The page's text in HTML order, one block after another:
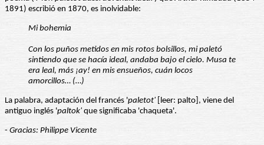
1891) escribió en 1870, es inolvidable:
Mi bohemia
Con los puños metidos en mis rotos bolsillos, mi paletó
sintiendo que se hacía ideal, andaba bajo el cielo. Musa te
era leal, más ¡ay! en mis ensueños, cuán locos
amorcillos… (…)
La palabra, adaptación del francés 'paletot' [leer: palto], viene del
antiguo inglés 'paltok' que significaba 'chaqueta'.
- Gracias: Philippe Vicente